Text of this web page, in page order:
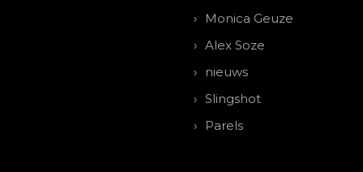
Monica Geuze
Alex Soze
nieuws
Slingshot
Parels